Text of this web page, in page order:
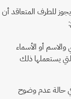
للطرف المتعاقد أن
والاسم أو الأسماء
يستعملها ذلك
حالة عدم وضوح